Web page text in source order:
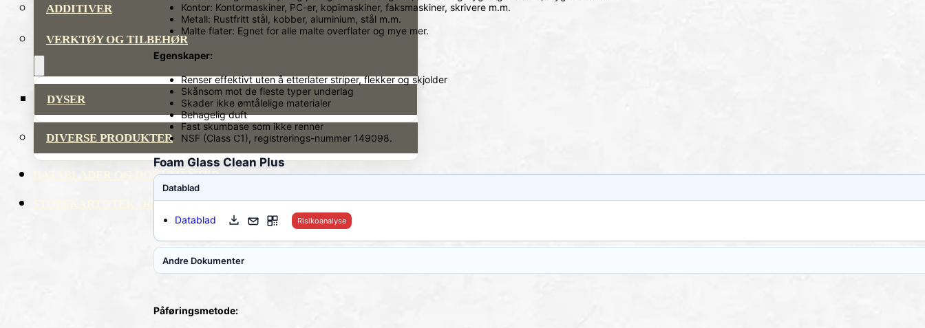
ADDITIVER
VERKTØY OG TILBEHØR
DYSER
DIVERSE PRODUKTER
DATABLADER OG DOKUMENTER
STOFFKARTOTEK OG RISIKOANALYSE
Kontor: Kontormaskiner, PC-er, kopimaskiner, faksmaskiner, skrivere m.m.
Metall: Rustfritt stål, kobber, aluminium, stål m.m.
Malte flater: Egnet for alle malte overflater og mye mer.
Egenskaper:
Renser effektivt uten å etterlater striper, flekker og skjolder
Skånsom mot de fleste typer underlag
Skader ikke ømtålelige materialer
Behagelig duft
Fast skumbase som ikke renner
NSF (Class C1), registrerings-nummer 149098.
Foam Glass Clean Plus
Datablad
Datablad Risikoanalyse
Andre Dokumenter
Påføringsmetode: